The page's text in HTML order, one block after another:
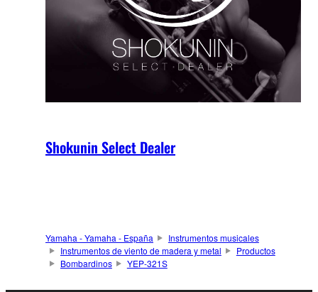
Shokunin Select Dealer
Yamaha - Yamaha - España
Instrumentos musicales
Instrumentos de viento de madera y metal
Productos
Bombardinos
YEP-321S